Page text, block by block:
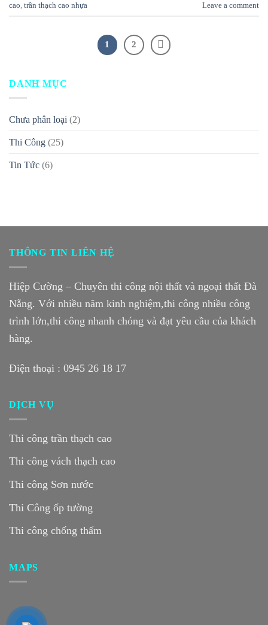
cao trần thạch cao nhựa Leave a comment
1 2
DANH MỤC
Chưa phân loại (2)
Thi Công (25)
Tin Tức (6)
THÔNG TIN LIÊN HỆ
Hiệp Cường – Chuyên thi công nội thất và ngoại thất Đà
Nẵng. Với nhiều năm kinh nghiệm,thi công nhiều công
trình lớn,thi công nhanh chóng và đạt yêu cầu của khách
hàng.
Điện thoại : 0945 26 18 17
DỊCH VỤ
Thi công trần thạch cao
Thi công vách thạch cao
Thi công Sơn nước
Thi Công ốp tường
Thi công chống thấm
MAPS